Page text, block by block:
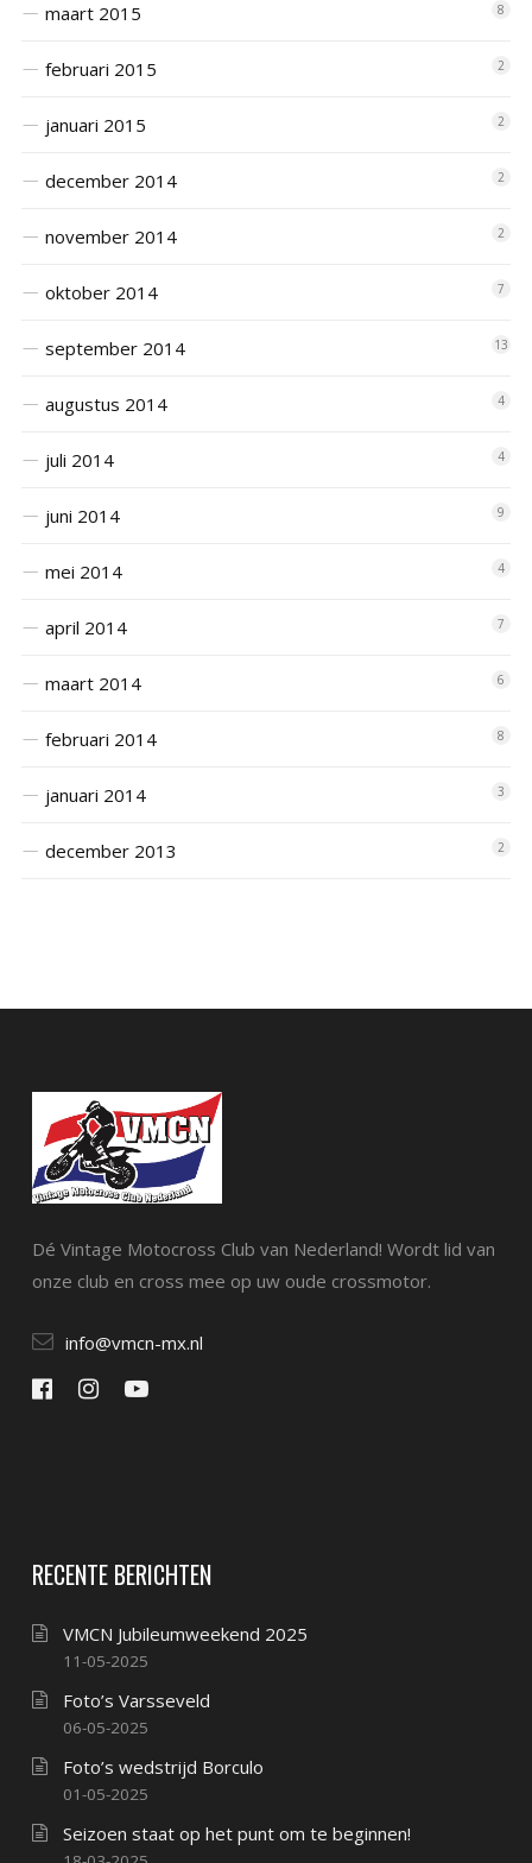
maart 2015 8
februari 2015 2
januari 2015 2
december 2014 2
november 2014 2
oktober 2014 7
september 2014 13
augustus 2014 4
juli 2014 4
juni 2014 9
mei 2014 4
april 2014 7
maart 2014 6
februari 2014 8
januari 2014 3
december 2013 2
Dé Vintage Motocross Club van Nederland! Wordt lid van
onze club en cross mee op uw oude crossmotor.
info@vmcn-mx.nl
RECENTE BERICHTEN
VMCN Jubileumweekend 2025
11-05-2025
Foto’s Varsseveld
06-05-2025
Foto’s wedstrijd Borculo
01-05-2025
Seizoen staat op het punt om te beginnen!